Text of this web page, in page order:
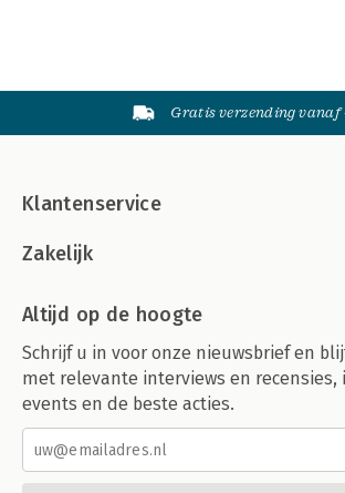
Gratis verzending vanaf
Klantenservice
Zakelijk
Altijd op de hoogte
Schrijf u in voor onze nieuwsbrief en
met relevante interviews en recensies,
events en de beste acties.